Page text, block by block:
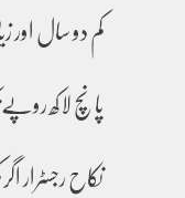
کم دو سال اور
پانچ لاکھ
نکاح رجسٹرار